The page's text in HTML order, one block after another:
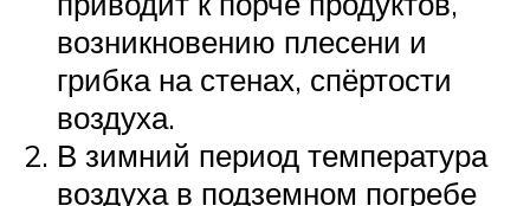
возникновению плесени и
грибка на стенах, спёртости
воздуха.
В зимний период температура
воздуха в подземном погребе